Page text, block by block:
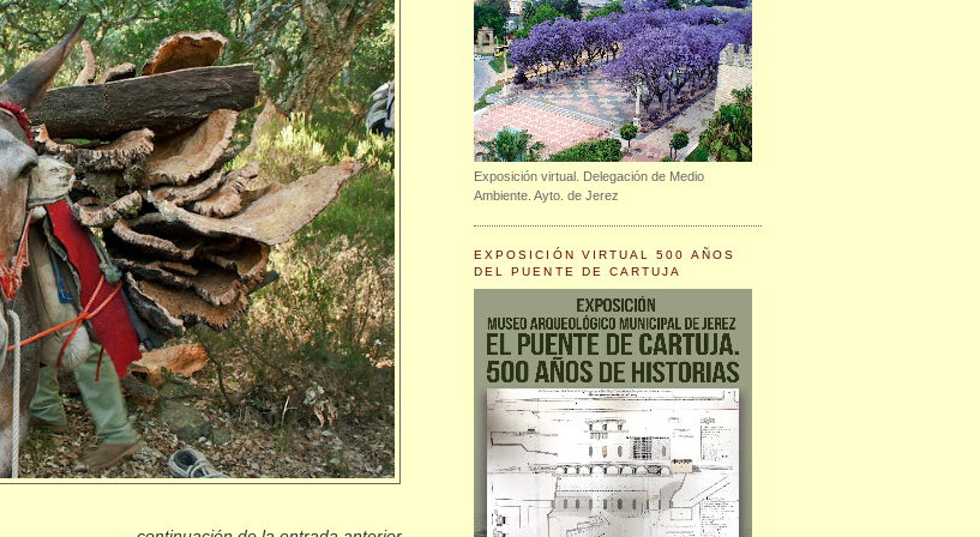
Exposición virtual. Delegación de Medio
Ambiente. Ayto. de Jerez
EXPOSICIÓN VIRTUAL 500 AÑOS
DEL PUENTE DE CARTUJA